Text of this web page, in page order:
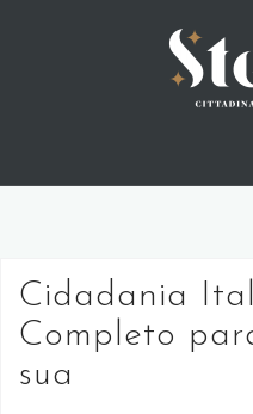
Cidadania
Completo
sua